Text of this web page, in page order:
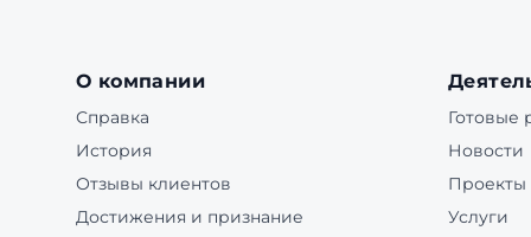
О компании
Справка
История
Отзывы клиентов
Достижения и признание
Готовые
Новости
Проекты
Услуги